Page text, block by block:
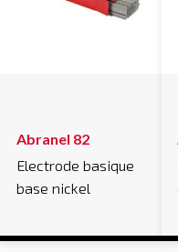
Abranel 82
Electrode basique
base nickel